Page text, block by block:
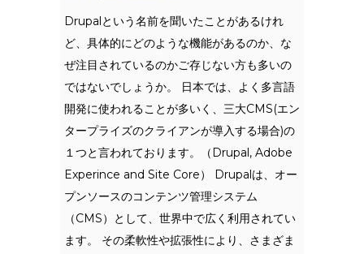
Drupalという名前を聞いたことがあるけれ
ど、具体的にどのような機能があるのか、な
ぜ注目されているのかご存じない方も多いの
ではないでしょうか。 日本では、よく多言語
開発に使われることが多いく、三大CMS(エン
タープライズのクライアンが導入する場合)の
１つと言われております。（Drupal, Adobe
Experince and Site Core） Drupalは、オー
プンソースのコンテンツ管理システム
（CMS）として、世界中で広く利用されてい
ます。 その柔軟性や拡張性により、さまざま